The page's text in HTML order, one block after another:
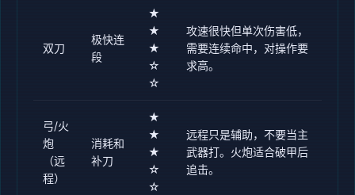
双刀
极快连
段
★
★
★
☆
☆
攻速很快但单次伤害低，
需要连续命中，对操作要
求高。
弓/火
炮
（远
程）
消耗和
补刀
★
★
★
☆
☆
远程只是辅助，不要当主
武器打。火炮适合破甲后
追击。